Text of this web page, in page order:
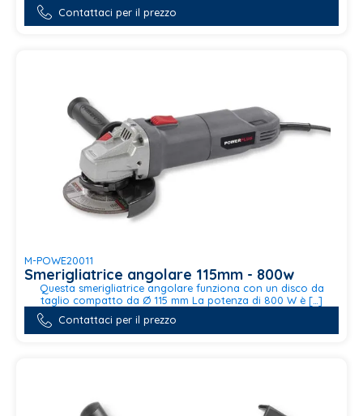
Contattaci per il prezzo
M-POWE20011
Smerigliatrice angolare 115mm - 800w
Questa smerigliatrice angolare funziona con un disco da
taglio compatto da Ø 115 mm La potenza di 800 W è […]
Contattaci per il prezzo